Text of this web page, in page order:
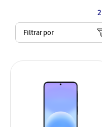
2
Filtrar por